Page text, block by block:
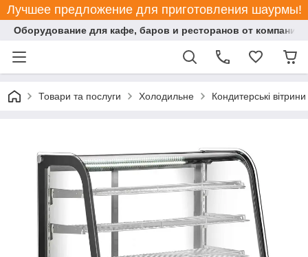
Лучшее предложение для приготовления шаурмы!
Оборудование для кафе, баров и ресторанов от компании
Товари та послуги Холодильне Кондитерські вітрини